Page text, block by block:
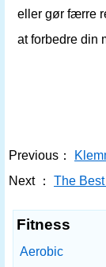
eller gør færre
at forbedre din
Previous：
Next ：
The
Fitness
Aerobic